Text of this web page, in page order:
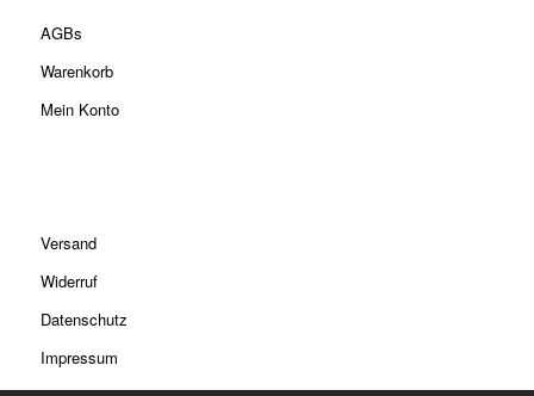
AGBs
Warenkorb
Mein Konto
Versand
Widerruf
Datenschutz
Impressum